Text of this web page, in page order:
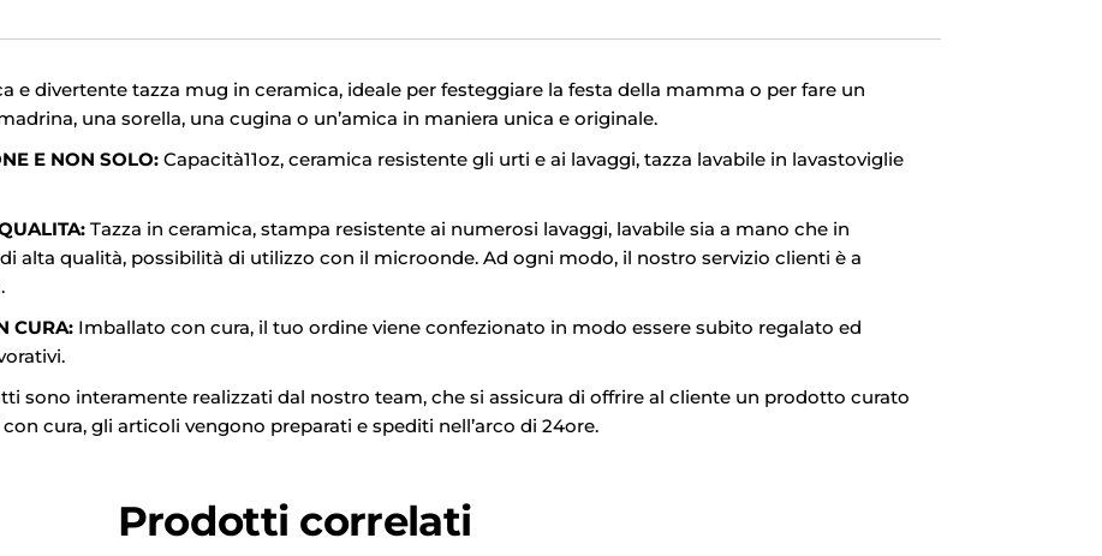
e divertente tazza mug in ceramica, ideale per festeggiare la festa della mamma o per fare un
una sorella, una cugina o un’amica in maniera unica e originale.
E NON SOLO:Capacità11oz, ceramica resistente gli urti e ai lavaggi, tazza lavabile in lavastoviglie
Tazza in ceramica, stampa resistente ai numerosi lavaggi, lavabile sia a mano che in
alta qualità, possibilità di utilizzo con il microonde. Ad ogni modo, il nostro servizio clienti è a
CURA: Imballato con cura, il tuo ordine viene confezionato in modo essere subito regalato ed
sono interamente realizzati dal nostro team, che si assicura di offrire al cliente un prodotto curato
cura, gli articoli vengono preparati e spediti nell’arco di 24ore.
Prodotti correlati